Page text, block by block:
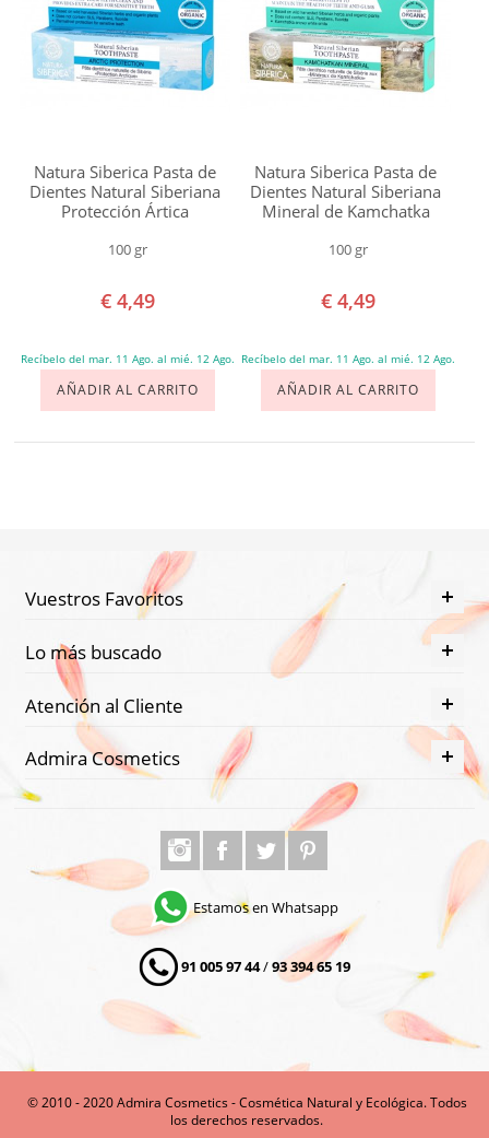
Natura Siberica Pasta de
Dientes Natural Siberiana
Protección Ártica
100 gr
€ 4,49
Recíbelo del mar. 11 Ago. al mié. 12 Ago.
AÑADIR AL CARRITO
Natura Siberica Pasta de
Dientes Natural Siberiana
Mineral de Kamchatka
100 gr
€ 4,49
Recíbelo del mar. 11 Ago. al mié. 12 Ago.
AÑADIR AL CARRITO
Vuestros Favoritos
Lo más buscado
Atención al Cliente
Admira Cosmetics
Estamos en Whatsapp
91 005 97 44/93 394 65 19
© 2010 - 2020 Admira Cosmetics - Cosmética Natural y Ecológica. Todos
los derechos reservados.